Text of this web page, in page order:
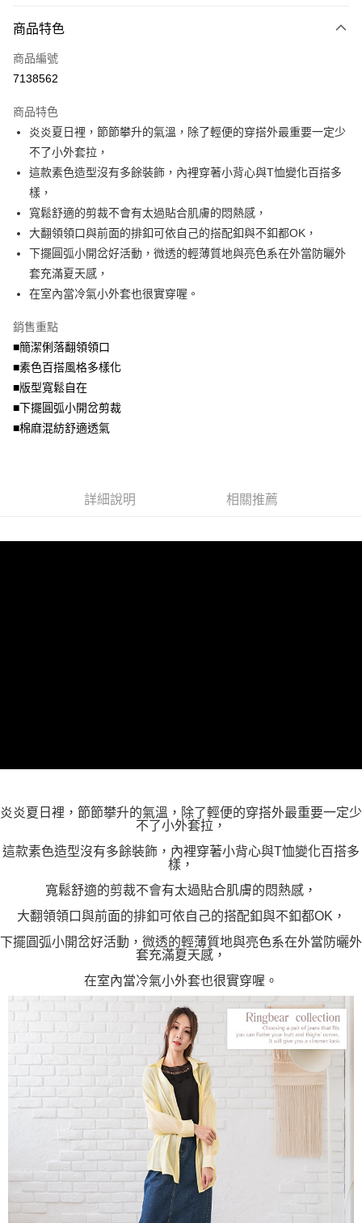
大哥付你分期
【大哥付你分期使用說明】
1.本服務由台灣大哥大提供，台灣大哥大用戶可立即使用無須另外申請。
流程，驗證手機門號後，選擇欲分期的期數、繳款截止日，確認付款後即完
成交易。
3.實際核准額度、可分期數及費用金額請依後續交易確認頁面所載為準。
4.訂單成立30分鐘內，如未前往確認交易或遇審核未通過，訂單將自動取
法說明評估內容。
【繳款方式說明】
1.分期款項不併入電信帳單，「大哥付你分期」於每月結算日後寄送繳費提
醒簡訊。
2.透過簡訊連結打開帳單後，可選擇「超商條碼／台灣大直營門市／銀行轉
帳／街口支付／iPASS MONEY」等通路繳費。
【注意事項】
1.本服務係由「台灣大哥大股份有限公司」（以下簡稱本公司）所提供，讓
買賣價金債權讓與本公司後，依約使用本公司帳單繳交帳款。
資料（包含姓名、電話或地址）提供予台灣大哥大進項蒐集、處理及利用，
由本公司與您本人進行分期帳單所需資料之確認、核對及更正。
3.完整用戶服務條款，請詳閱以下連結：
AFTEE先享後付
【關於「AFTEE先享後付」】
AFTEE先享後付是「在收到商品之後才付款」的支付方式。 讓您購物簡單
便利好安心！
１．簡單：不需註冊會員、不需綁卡、不需儲值。
２．便利：只要手機號碼，簡訊認證，即可結帳。
３．安心：先確認商品／服務後，再付款。
【「AFTEE先享後付」結帳流程】
１．於結帳方式選擇「AFTEE先享後付」後，將跳轉至「AFTEE先享後付」
２．訂單成立數日內，您將收到繳費通知簡訊。
３．收到繳費通知簡訊後14天內，點擊此簡訊中的連結，可透過四大超商／
ATM／網路銀行／等多元方式進行付款，方視為交易完成。
※ 請注意：結帳手續完成當下不需立刻繳費，但若您需要取消訂單，請聯絡
後付繳納相關費用。
※ 交易是否成功請以「AFTEE先享後付 」之結帳頁面顯示為準，若有關於
是否繳費成功／繳費後需取消欲退款等相關疑問，請聯繫「AFTEE先享後付
客戶支援中心」 https://netprotections.freshdesk.com/support/home
【注意事項】
易，需依本服務之必要範圍內提供個人資料，並將交易相關給付款項請求債
３．未成年的使用者請事先徵得法定代理人或監護人之同意方可使用
「AFTEE先享後付」，若未經同意申辦者引起之損失，本公司不負相關責
ATM付款
全家取貨付款
每筆NT$70，滿NT$699(含以上)免運費
付款後全家取貨
7-11取貨付款
付款後7-11取貨
每筆NT$70，滿NT$699(含以上)免運費
宅配
商品特色
商品編號
7138562
商品特色
炎炎夏日裡，節節攀升的氣溫，除了輕便的穿搭外最重要一定少
不了小外套拉，
這款素色造型沒有多餘裝飾，內裡穿著小背心與T恤變化百搭多
樣，
寬鬆舒適的剪裁不會有太過貼合肌膚的悶熱感，
大翻領領口與前面的排釦可依自己的搭配釦與不釦都OK，
下擺圓弧小開岔好活動，微透的輕薄質地與亮色系在外當防曬外
套充滿夏天感，
在室內當冷氣小外套也很實穿喔。
銷售重點
■簡潔俐落翻領領口
■素色百搭風格多樣化
■版型寬鬆自在
■下擺圓弧小開岔剪裁
■棉麻混紡舒適透氣
詳細說明 相關推薦
炎炎夏日裡，節節攀升的氣溫，除了輕便的穿搭外最重要一定少
不了小外套拉，
這款素色造型沒有多餘裝飾，內裡穿著小背心與T恤變化百搭多
樣，
寬鬆舒適的剪裁不會有太過貼合肌膚的悶熱感，
大翻領領口與前面的排釦可依自己的搭配釦與不釦都OK，
下擺圓弧小開岔好活動，微透的輕薄質地與亮色系在外當防曬外
套充滿夏天感，
在室內當冷氣小外套也很實穿喔。